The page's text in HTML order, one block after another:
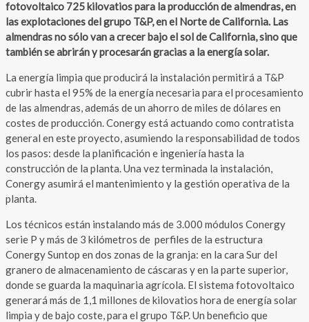
fotovoltaico 725 kilovatios para la producción de almendras, en
las explotaciones del grupo T&P, en el Norte de California. Las
almendras no sólo van a crecer bajo el sol de California, sino que
también se abrirán y procesarán gracias a la energía solar.
La energía limpia que producirá la instalación permitirá a T&P
cubrir hasta el 95% de la energía necesaria para el procesamiento
de las almendras, además de un ahorro de miles de dólares en
costes de producción. Conergy está actuando como contratista
general en este proyecto, asumiendo la responsabilidad de todos
los pasos: desde la planificación e ingeniería hasta la
construcción de la planta. Una vez terminada la instalación,
Conergy asumirá el mantenimiento y la gestión operativa de la
planta.
Los técnicos están instalando más de 3.000 módulos Conergy
serie P y más de 3 kilómetros de perfiles de la estructura
Conergy Suntop en dos zonas de la granja: en la cara Sur del
granero de almacenamiento de cáscaras y en la parte superior,
donde se guarda la maquinaria agrícola. El sistema fotovoltaico
generará más de 1,1 millones de kilovatios hora de energía solar
limpia y de bajo coste, para el grupo T&P. Un beneficio que